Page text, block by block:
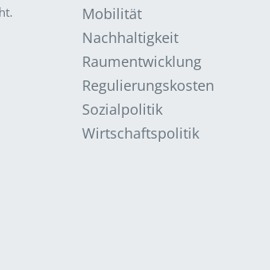
Mobilität
Nachhaltigkeit
Raumentwicklung
Regulierungskosten
Sozialpolitik
Wirtschaftspolitik